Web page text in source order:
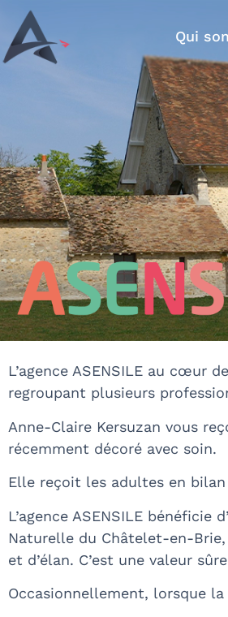
Qui
L’agence ASENSILE au cœur
regroupant plusieurs
Anne-Claire Kersuzan vous
récemment décoré avec soin.
Elle reçoit les adultes en
L’agence ASENSILE
Naturelle du Châtelet-en-
et d’élan. C’est une valeur
Occasionnellement, lorsque